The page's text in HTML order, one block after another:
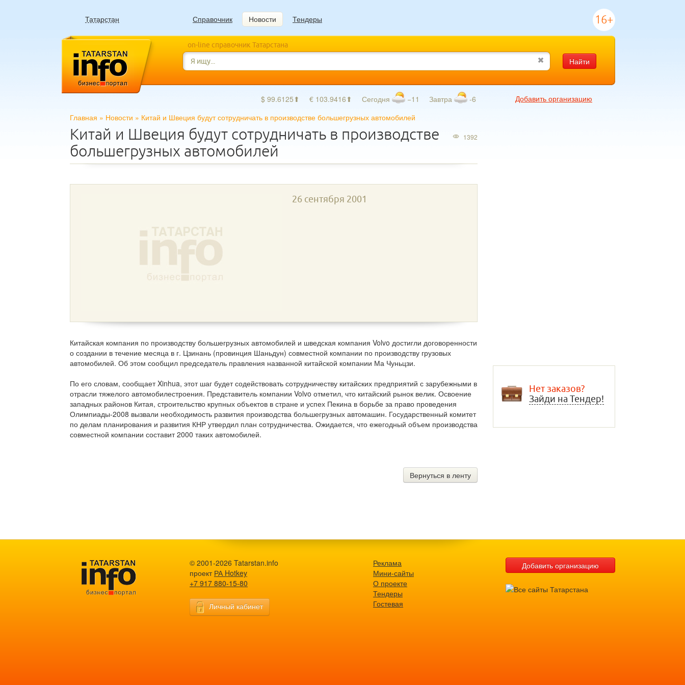
Татарстан Справочник Новости Тендеры 16+
on-line справочник Татарстана
Найти
$ 99.6125⬆ € 103.9416⬆ Сегодня −11 Завтра -6
Добавить организацию
Главная » Новости » Китай и Швеция будут сотрудничать в производстве большегрузных автомобилей
1392
Китай и Швеция будут сотрудничать в производстве
большегрузных автомобилей
26 сентября 2001
Китайская компания по производству большегрузных автомобилей и шведская компания Volvo достигли договоренности
о создании в течение месяца в г. Цзинань (провинция Шаньдун) совместной компании по производству грузовых
автомобилей. Об этом сообщил председатель правления названной китайской компании Ма Чуньцзи.
По его словам, сообщает Xinhua, этот шаг будет содействовать сотрудничеству китайских предприятий с зарубежными в
отрасли тяжелого автомобилестроения. Представитель компании Volvo отметил, что китайский рынок велик. Освоение
западных районов Китая, строительство крупных объектов в стране и успех Пекина в борьбе за право проведения
Олимпиады-2008 вызвали необходимость развития производства большегрузных автомашин. Государственный комитет
по делам планирования и развития КНР утвердил план сотрудничества. Ожидается, что ежегодный объем производства
совместной компании составит 2000 таких автомобилей.
Вернуться в ленту
Нет заказов?
Зайди на Тендер!
© 2001-2026 Tatarstan.info
проект РА Hotkey
+7 917 880-15-80
Личный кабинет
Реклама
Мини-сайты
О проекте
Тендеры
Гостевая
Добавить организацию